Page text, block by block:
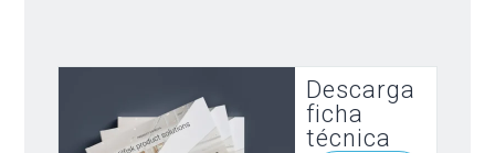
Descarga
ficha
técnica